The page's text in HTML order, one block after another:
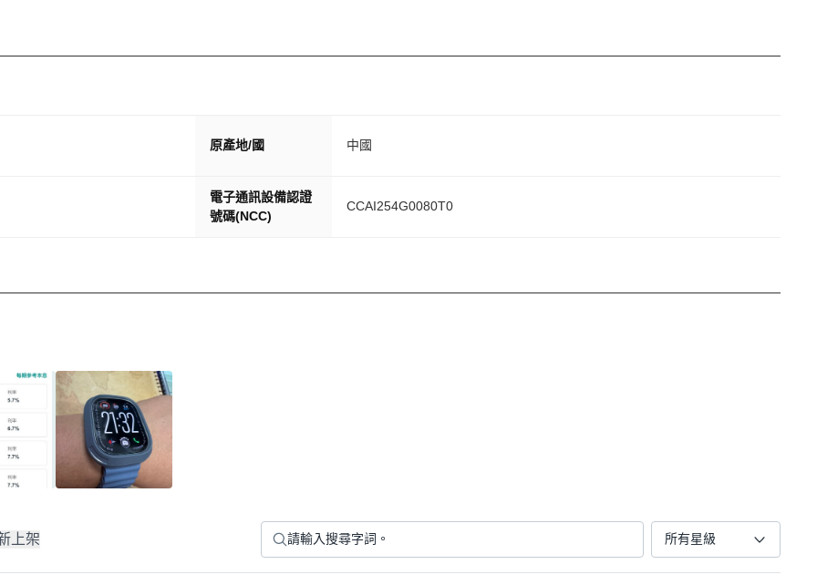
原產地/國 中國
電子通訊設備認證
號碼(NCC)
CCAI254G0080T0
上架 所有星級